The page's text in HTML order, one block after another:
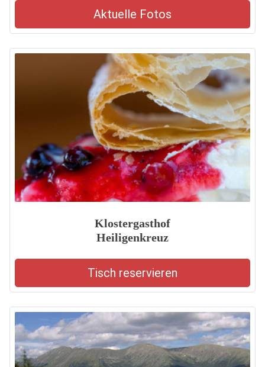
Aktuelle Fotos
Klostergasthof
Heiligenkreuz
Tisch reservieren